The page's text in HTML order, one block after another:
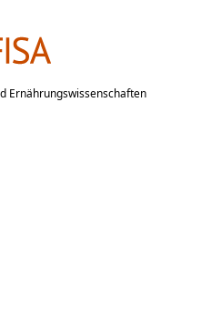
Ernährungswissenschaften